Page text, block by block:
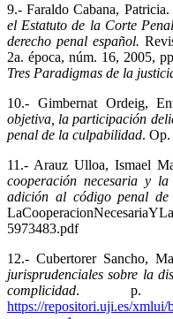
9.- Faraldo Cabana, Patricia.
el Estatuto de la Corte
derecho penal español.
2a. época, núm. 16, 2005,
Tres Paradigmas de la
10.- Gimbernat Ordeig,
objetiva, la participación
penal de la culpabilidad. Op.
11.- Arauz Ulloa, Ismael
cooperación necesaria y
adición al código penal de
5973483.pdf
12.- Cubertorer Sancho,
jurisprudenciales sobre la
complicidad. p.
https://repositori.uji.es/